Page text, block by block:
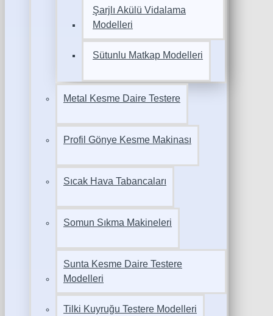
Şarjlı Akülü Vidalama
Modelleri
Sütunlu Matkap Modelleri
Metal Kesme Daire Testere
Profil Gönye Kesme Makinası
Sıcak Hava Tabancaları
Somun Sıkma Makineleri
Sunta Kesme Daire Testere
Modelleri
Tilki Kuyruğu Testere Modelleri